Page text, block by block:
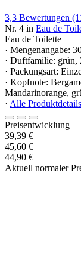
3,3 Bewertungen
Nr. 4 in Eau de
Eau de Toilette
· Mengenangabe:
· Duftfamilie:
· Packungsart:
· Kopfnote:
Mandarinorange,
· Alle Produktdetails
Preisentwicklung
39,39 €
45,60 €
44,90 €
Aktuell normaler